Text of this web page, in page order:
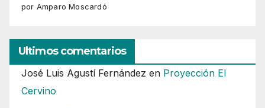
por Amparo Moscardó
Ultimos comentarios
José Luis Agustí Fernández en Proyección El
Cervino